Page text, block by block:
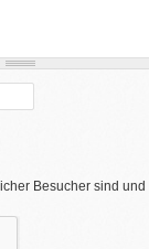
Besucher sind